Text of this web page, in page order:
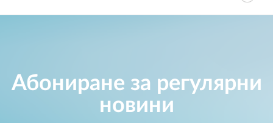
Абониране за регулярни
новини